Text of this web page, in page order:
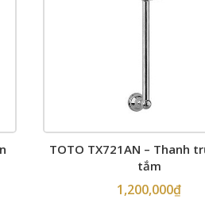
TOTO TX721AN – Thanh
tắm
1,200,000₫